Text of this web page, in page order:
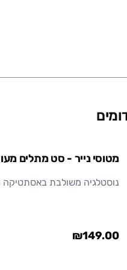
מטוסי נייר - סט מתלים
נוסטלגיה משולבת באסתטיקה
₪149.00